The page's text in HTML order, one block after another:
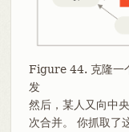
Figure 44. 克隆一
发
然后，某人又向中
次合并。 你抓取了